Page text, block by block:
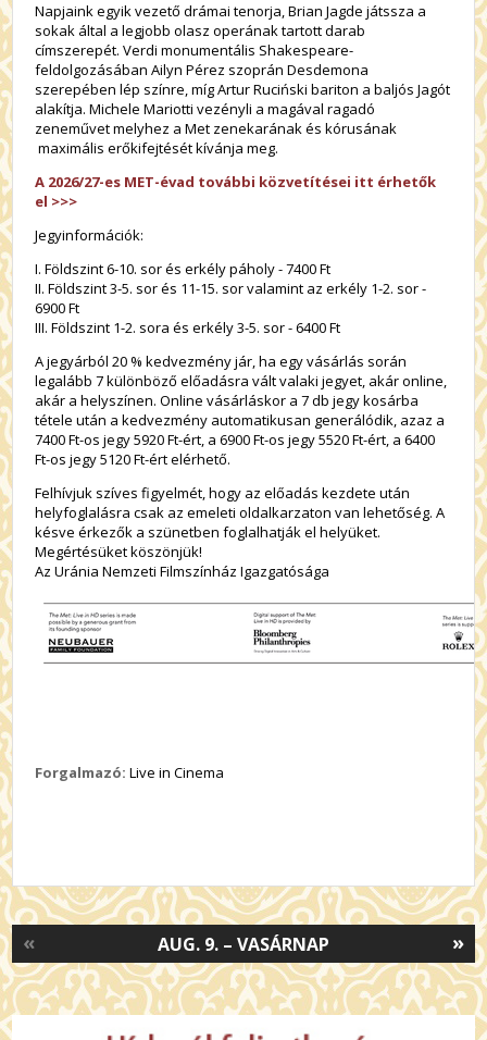
Napjaink egyik vezető drámai tenorja, Brian Jagde játssza a
sokak által a legjobb olasz operának tartott darab
címszerepét. Verdi monumentális Shakespeare-
feldolgozásában Ailyn Pérez szoprán Desdemona
szerepében lép színre, míg Artur Ruciński bariton a baljós Jagót
alakítja. Michele Mariotti vezényli a magával ragadó
zeneművet melyhez a Met zenekarának és kórusának
maximális erőkifejtését kívánja meg.
A 2026/27-es MET-évad további közvetítései itt érhetők
el >>>
Jegyinformációk:
I. Földszint 6-10. sor és erkély páholy - 7400 Ft
II. Földszint 3-5. sor és 11-15. sor valamint az erkély 1-2. sor -
6900 Ft
III. Földszint 1-2. sora és erkély 3-5. sor - 6400 Ft
A jegyárból 20 % kedvezmény jár, ha egy vásárlás során
legalább 7 különböző előadásra vált valaki jegyet, akár online,
akár a helyszínen. Online vásárláskor a 7 db jegy kosárba
tétele után a kedvezmény automatikusan generálódik, azaz a
7400 Ft-os jegy 5920 Ft-ért, a 6900 Ft-os jegy 5520 Ft-ért, a 6400
Ft-os jegy 5120 Ft-ért elérhető.
Felhívjuk szíves figyelmét, hogy az előadás kezdete után
helyfoglalásra csak az emeleti oldalkarzaton van lehetőség. A
késve érkezők a szünetben foglalhatják el helyüket.
Megértésüket köszönjük!
Az Uránia Nemzeti Filmszínház Igazgatósága
Forgalmazó: Live in Cinema
»
AUG. 9. – VASÁRNAP
«